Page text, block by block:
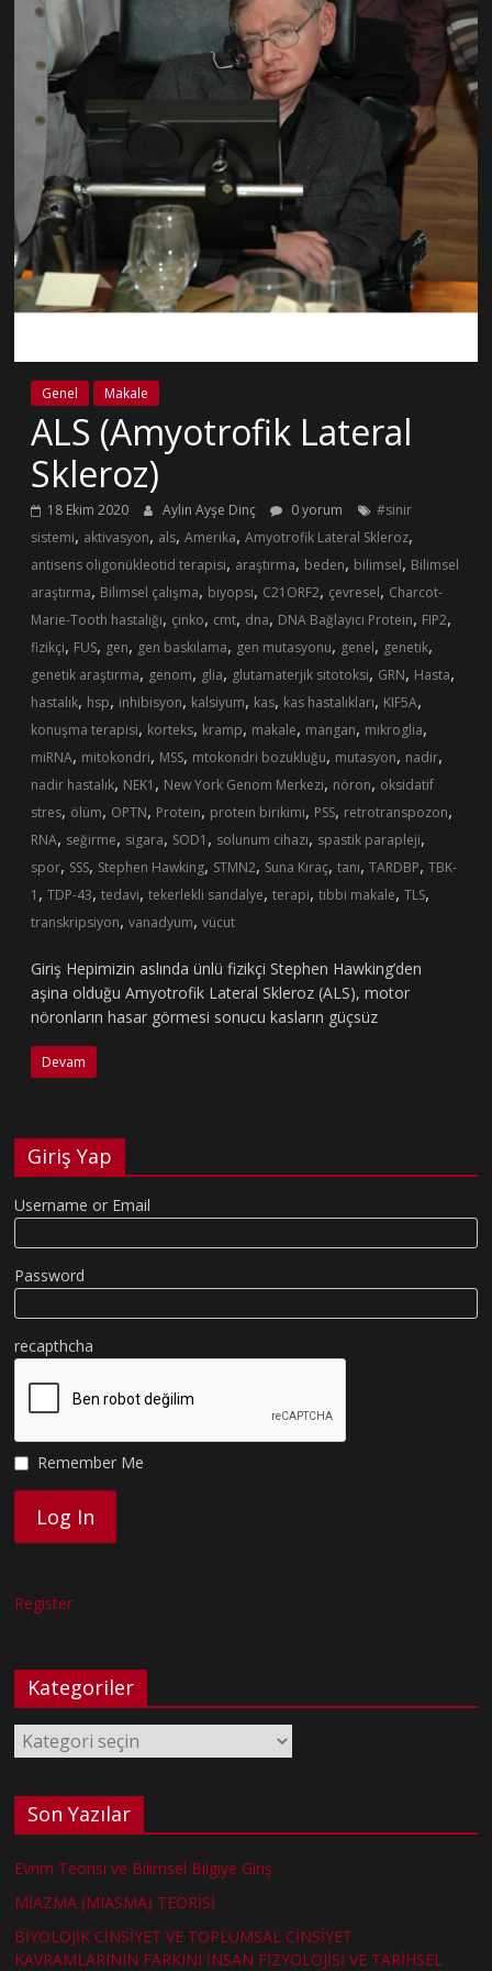
Genel Makale
ALS (Amyotrofik Lateral
Skleroz)
18 Ekim 2020 Aylin Ayşe Dinç 0 yorum
#sinir
sistemi, aktivasyon, als,Amerika,Amyotrofik Lateral Skleroz,
antisens oligonükleotid terapisi, araştırma, beden, bilimsel, Bilimsel
araştırma, Bilimsel çalışma, biyopsi, C21ORF2, çevresel, Charcot-
Marie-Tooth hastalığı, çinko, cmt, dna, DNA Bağlayıcı Protein, FIP2,
fizikçi, FUS, gen, gen baskılama, gen mutasyonu, genel, genetik,
genetik araştırma, genom, glia, glutamaterjik sitotoksi, GRN, Hasta,
hastalık, hsp, inhibisyon, kalsiyum, kas, kas hastalıkları, KIF5A,
konuşma terapisi, korteks, kramp, makale, mangan, mikroglia,
miRNA, mitokondri, MSS, mtokondri bozukluğu, mutasyon, nadir,
nadir hastalık, NEK1 , New York Genom Merkezi, nöron, oksidatif
stres, ölüm, OPTN, Protein, protein birikimi, PSS, retrotranspozon,
RNA, seğirme, sigara, SOD1 , solunum cihazı, spastik parapleji,
spor, SSS, Stephen Hawking, STMN2, Suna Kıraç,tanı,TARDBP,TBK-
1 ,TDP-43,tedavi,tekerlekli sandalye,terapi,tıbbi makale,TLS,
transkripsiyon,vanadyum,vücut
Giriş Hepimizin aslında ünlü fizikçi Stephen Hawking’den
aşina olduğu Amyotrofik Lateral Skleroz (ALS), motor
nöronların hasar görmesi sonucu kasların güçsüz
Devam
Giriş Yap
Username or Email
Password
recapthcha
Remember Me
Register
Kategoriler
Kategoriler
Son Yazılar
Evrim Teorisi ve Bilimsel Bilgiye Giriş
MİAZMA (MIASMA) TEORİSİ
BİYOLOJİK CİNSİYET VE TOPLUMSAL CİNSİYET
KAVRAMLARININ FARKINI İNSAN FİZYOLOJİSİ VE TARİHSEL